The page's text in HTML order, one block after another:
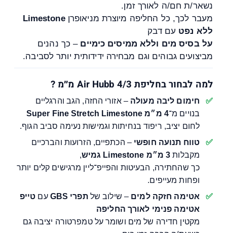
נשאר/ת חם/ה לאורך זמן.
מעבר לכך, כל החליפה מיוצרת מניאופרןLimestone
ללא נפט עם דבק
על בסיס מים וללא ממיסים כימיים – כך נהנים
מביצועים גבוהים וגם מבחירה ידידותית יותר לסביבה.
למה לבחור בחליפת Air Hubb 4/3 מ״מ ?
חימום ליבה מעולה – אזורי החזה, הגב והרגליים
בנויים מ־4 מ״מ Super Fine Stretch Limestone
לחום יציב, ריפוד בנחיתות וגמישות נעימה סביב הגוף.
טווח תנועה חופשי – הכתפיים, הזרועות והברכיים
מקבלות 3 מ״מ Limestone גמיש
,
כך שהחתירה, הבעיטות והפייפ־ליין מרגישים קלים יותר
ופחות מעייפים.
אטימה חזקה למים – שילוב שלתפרי GBS עם טייפ
אטימה פנימי לאורך החליפה
מקטין חדירה של מים ושומר על טמפרטורה יציבה גם